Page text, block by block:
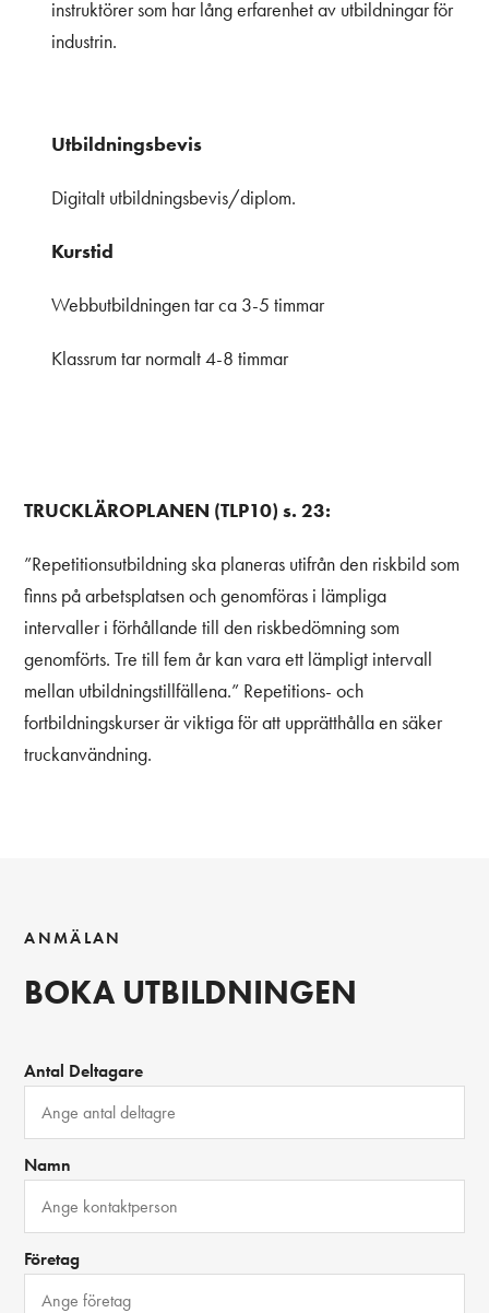
instruktörer som har lång erfarenhet av utbildningar för
industrin.
Utbildningsbevis
Digitalt utbildningsbevis/diplom.
Kurstid
Webbutbildningen tar ca 3-5 timmar
Klassrum tar normalt 4-8 timmar
TRUCKLÄROPLANEN (TLP10) s. 23:
”Repetitionsutbildning ska planeras utifrån den riskbild som
finns på arbetsplatsen och genomföras i lämpliga
intervaller i förhållande till den riskbedömning som
genomförts. Tre till fem år kan vara ett lämpligt intervall
mellan utbildningstillfällena.” Repetitions- och
fortbildningskurser är viktiga för att upprätthålla en säker
truckanvändning.
ANMÄLAN
BOKA UTBILDNINGEN
Antal Deltagare
Namn
Företag